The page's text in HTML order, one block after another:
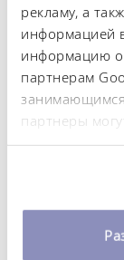
рекламу, а
информацией
информацию о
партнерам
партнеры
изменить или
время. Более
0.01 ± K
1.3 kW
Давление